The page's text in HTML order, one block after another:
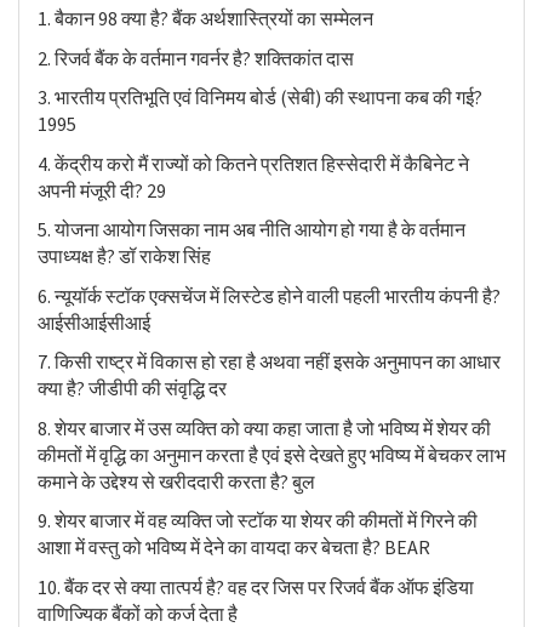
1. बैकान 98 क्या है? बैंक अर्थशास्त्रियों का सम्मेलन
2. रिजर्व बैंक के वर्तमान गवर्नर है? शक्तिकांत दास
3. भारतीय प्रतिभूति एवं विनिमय बोर्ड (सेबी) की स्थापना कब की गई?
1995
4. केंद्रीय करो मैं राज्यों को कितने प्रतिशत हिस्सेदारी में कैबिनेट ने
अपनी मंजूरी दी? 29
5. योजना आयोग जिसका नाम अब नीति आयोग हो गया है के वर्तमान
उपाध्यक्ष है? डॉ राकेश सिंह
6. न्यूयॉर्क स्टॉक एक्सचेंज में लिस्टेड होने वाली पहली भारतीय कंपनी है?
आईसीआईसीआई
7. किसी राष्ट्र में विकास हो रहा है अथवा नहीं इसके अनुमापन का आधार
क्या है? जीडीपी की संवृद्धि दर
8. शेयर बाजार में उस व्यक्ति को क्या कहा जाता है जो भविष्य में शेयर की
कीमतों में वृद्धि का अनुमान करता है एवं इसे देखते हुए भविष्य में बेचकर लाभ
कमाने के उद्देश्य से खरीददारी करता है? बुल
9. शेयर बाजार में वह व्यक्ति जो स्टॉक या शेयर की कीमतों में गिरने की
आशा में वस्तु को भविष्य में देने का वायदा कर बेचता है? BEAR
10. बैंक दर से क्या तात्पर्य है? वह दर जिस पर रिजर्व बैंक ऑफ इंडिया
वाणिज्यिक बैंकों को कर्ज देता है